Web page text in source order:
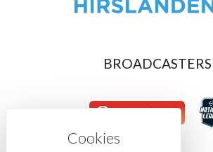
BROADCASTERS